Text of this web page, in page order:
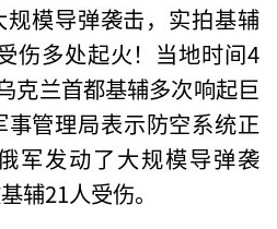
模导弹袭击，实拍基辅
伤多处起火！当地时间4
克兰首都基辅多次响起巨
管理局表示防空系统正
军发动了大规模导弹袭
辅21人受伤。